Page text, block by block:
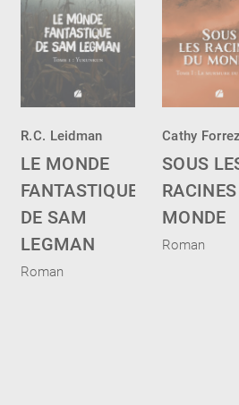
R.C. Leidman
LE MONDE
FANTASTIQUE
DE SAM
LEGMAN
Roman
Cathy
SOUS
MONDE
Roman